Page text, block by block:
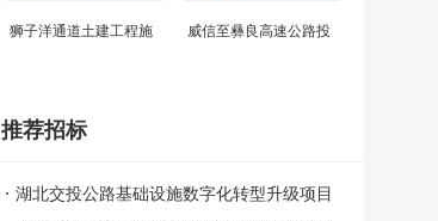
狮子洋通道土建工程施 威信至彝良高速公路投
推荐招标
湖北交投公路基础设施数字化转型升级项目